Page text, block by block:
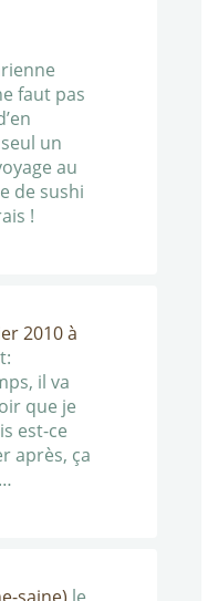
faut pas
un
au
de sushi
!
2010 à
il va
que je
est-ce
après, ça